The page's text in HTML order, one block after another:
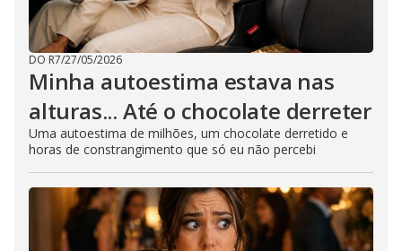
DO R7/27/05/2026
Minha autoestima estava nas
alturas... Até o chocolate derreter
Uma autoestima de milhões, um chocolate derretido e
horas de constrangimento que só eu não percebi